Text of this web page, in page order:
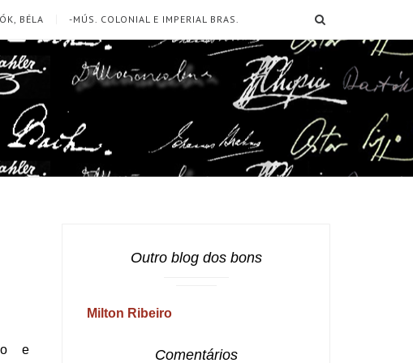
BÉLA -MÚS. COLONIAL E IMPERIAL BRAS.
e
Outro blog dos bons
Milton Ribeiro
Comentários